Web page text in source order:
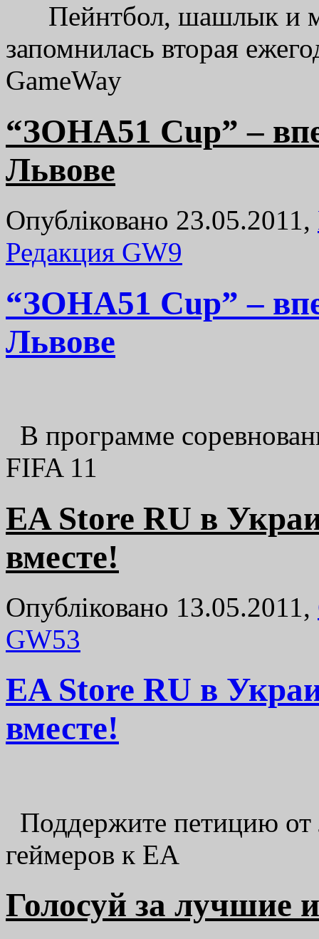
Пейнтбол, шашлык и
запомнилась вторая
GameWay
“ЗОНА51 Cup” –
Львове
Опубліковано 23.05.2011,
Редакция GW9
“ЗОНА51 Cup” –
Львове
В программе
FIFA 11
EA Store RU в
вместе!
Опубліковано 13.05.2011,
GW53
EA Store RU в
вместе!
Поддержите петицию от
геймеров к EA
Голосуй за лучшие